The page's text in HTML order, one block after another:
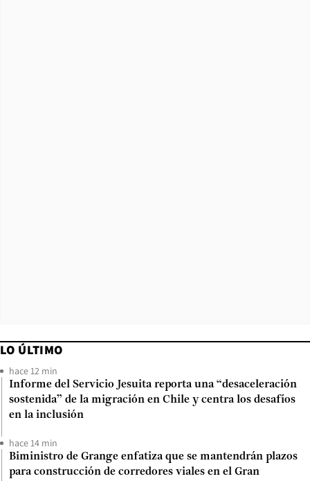
LO ÚLTIMO
hace 12 min
Informe del Servicio Jesuita reporta una “desaceleración
sostenida” de la migración en Chile y centra los desafíos
en la inclusión
hace 14 min
Biministro de Grange enfatiza que se mantendrán plazos
para construcción de corredores viales en el Gran